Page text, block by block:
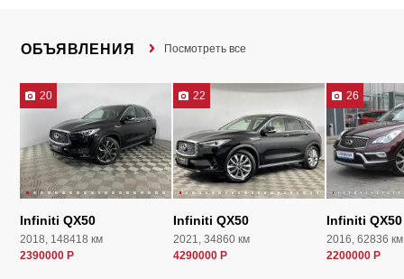
ОБЪЯВЛЕНИЯ Посмотреть все
20
Infiniti QX50
2018, 148418 км
2390000 Р
22
Infiniti QX50
2021, 34860 км
4290000 Р
26
Infiniti QX50
2016, 62836 км
2200000 Р